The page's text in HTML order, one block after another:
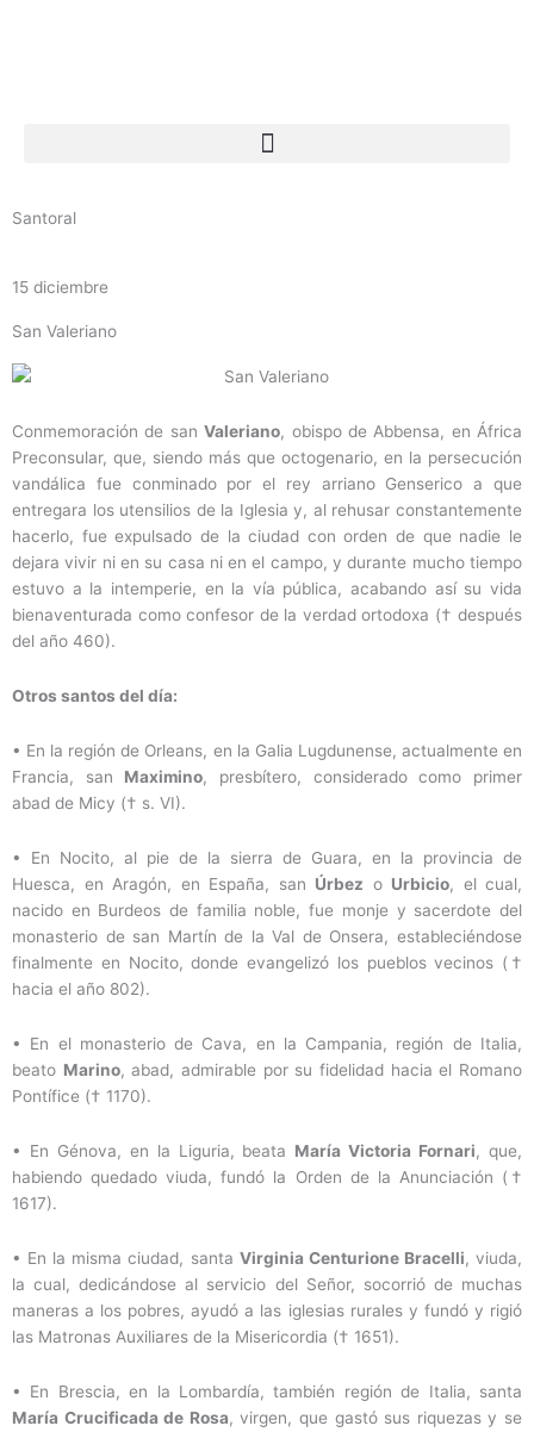
Santoral
15 diciembre
San Valeriano
Conmemoración de sanValeriano, obispo de Abbensa, en África
Preconsular, que, siendo más que octogenario, en la persecución
vandálica fue conminado por el rey arriano Genserico a que
entregara los utensilios de la Iglesia y, al rehusar constantemente
hacerlo, fue expulsado de la ciudad con orden de que nadie le
dejara vivir ni en su casa ni en el campo, y durante mucho tiempo
estuvo a la intemperie, en la vía pública, acabando así su vida
bienaventurada como confesor de la verdad ortodoxa († después
del año 460).
Otros santos del día:
• En la región de Orleans, en la Galia Lugdunense, actualmente en
Francia, san Maximino, presbítero, considerado como primer
abad de Micy († s. VI).
• En Nocito, al pie de la sierra de Guara, en la provincia de
Huesca, en Aragón, en España, san Úrbez o Urbicio, el cual,
nacido en Burdeos de familia noble, fue monje y sacerdote del
monasterio de san Martín de la Val de Onsera, estableciéndose
finalmente en Nocito, donde evangelizó los pueblos vecinos (†
hacia el año 802).
• En el monasterio de Cava, en la Campania, región de Italia,
beato Marino, abad, admirable por su fidelidad hacia el Romano
Pontífice († 1170).
• En Génova, en la Liguria, beata María Victoria Fornari, que,
habiendo quedado viuda, fundó la Orden de la Anunciación (†
1617).
• En la misma ciudad, santa Virginia Centurione Bracelli, viuda,
la cual, dedicándose al servicio del Señor, socorrió de muchas
maneras a los pobres, ayudó a las iglesias rurales y fundó y rigió
las Matronas Auxiliares de la Misericordia († 1651).
• En Brescia, en la Lombardía, también región de Italia, santa
María Crucificada de Rosa, virgen, que gastó sus riquezas y se